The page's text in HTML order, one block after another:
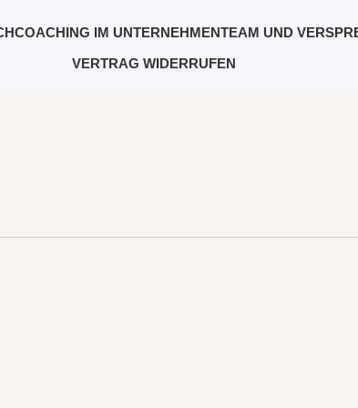
COACHING IM UNTERNEHMENTEAM UND
VERTRAG WIDERRUFEN